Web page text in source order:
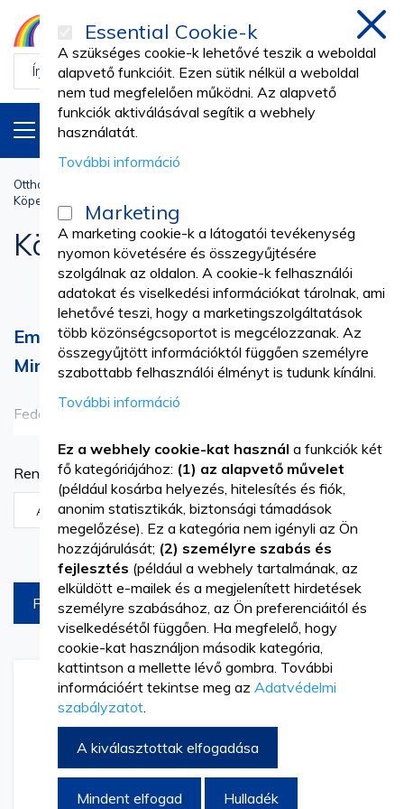
TERMÉKEK
Otthon
Köpenyek és munkaruha
Köpenyek és munkaruha
Emelje Profeszionális Képét Magas
Minőségű Munkaruházattal
Fedezzen fel egy sor professzionális egyenruhát és
munkaruházatot a Vetro Designnál, amelyek a különböző
iparágak specifikus igényeinek megfelelően készültek.
Kollekciónk alapvető ruhadarabokat tartalmaz, mint
például kantáros munkanadrágok, hosszú köpenyek és
orvosi műtősruhák, amelyek a kényelmet, tartósságot és
funkcionalitást biztosítják. Legyen szó egészségügyi
csapatának, vendéglátásban dolgozóinak vagy más
szektorban tevékenykedő munkatársainak
felöltöztetéséről, egyenruhánk precíz kidolgozással és
részletekre fordított figyelemmel készültek, hogy optimális
teljesítményt nyújtsanak a munkahelyen. Emelje
profizmális képét és támogassa a csapat egységérzetét
Rendezési szempont
Növekvõ
irány
beállítása
Termékek az oldalon
FILTREAZA
Hozzáadás
kívánságlistához
Hozzáadás
összehasonlításhoz
Essential Cookie-k
A szükséges cookie-k lehetővé teszik a weboldal
alapvető funkcióit. Ezen sütik nélkül a weboldal
nem tud megfelelően működni. Az alapvető
funkciók aktiválásával segítik a webhely
használatát.
További információ
Marketing
A marketing cookie-k a látogatói tevékenység
nyomon követésére és összegyűjtésére
szolgálnak az oldalon. A cookie-k felhasználói
adatokat és viselkedési információkat tárolnak, ami
lehetővé teszi, hogy a marketingszolgáltatások
több közönségcsoportot is megcélozzanak. Az
összegyűjtött információktól függően személyre
szabottabb felhasználói élményt is tudunk kínálni.
További információ
Ez a webhely cookie-kat használ a funkciók két
fő kategóriájához: (1) az alapvető művelet
(például kosárba helyezés, hitelesítés és fiók,
anonim statisztikák, biztonsági támadások
megelőzése). Ez a kategória nem igényli az Ön
hozzájárulását; (2) személyre szabás és
fejlesztés (például a webhely tartalmának, az
elküldött e-mailek és a megjelenített hirdetések
személyre szabásához, az Ön preferenciáitól és
viselkedésétől függően. Ha megfelelő, hogy
cookie-kat használjon második kategória,
kattintson a mellette lévő gombra. További
információért tekintse meg az Adatvédelmi
szabályzatot.
A kiválasztottak elfogadása
Mindent elfogad Hulladék